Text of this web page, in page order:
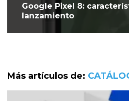
Google Pixel 8:
lanzamiento
Más artículos de: